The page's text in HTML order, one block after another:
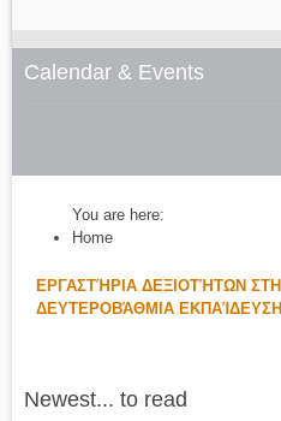
Calendar & Events
You are here:
Home
ΕΡΓΑΣΤΉΡΙΑ ΔΕΞΙΟΤΉΤΩΝ ΣΤΗ
ΔΕΥΤΕΡΟΒΆΘΜΙΑ ΕΚΠΑΊΔΕΥΣΗ
Newest... to read